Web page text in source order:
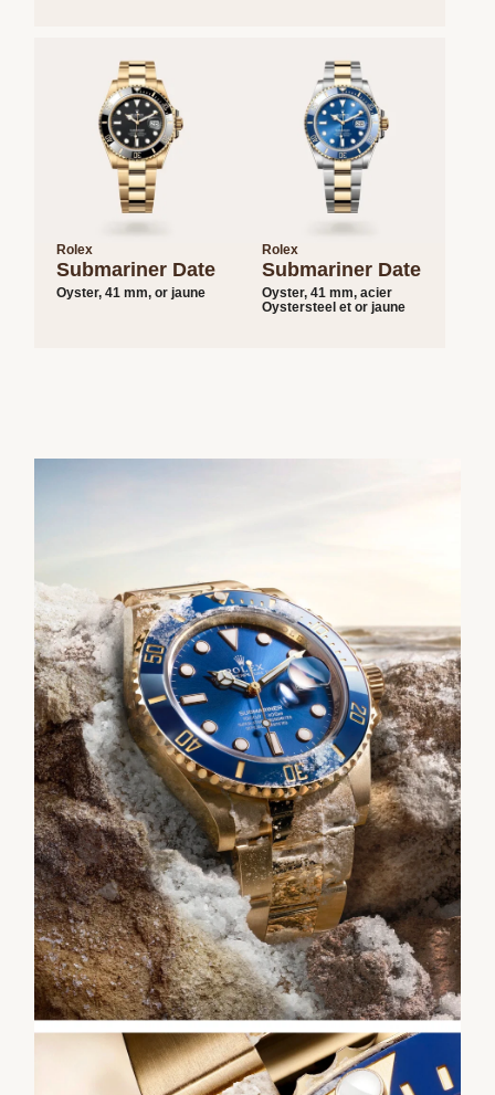
Rolex
Submariner Date
Oyster, 41 mm, or jaune
Rolex
Submariner Date
Oyster, 41 mm, acier
Oystersteel et or jaune